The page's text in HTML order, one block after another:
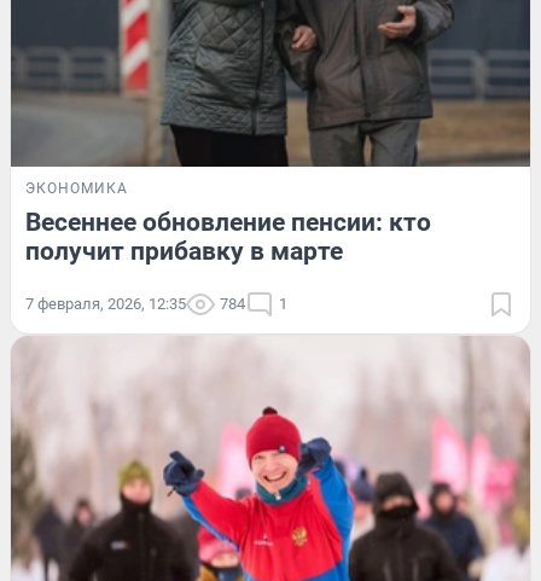
ЭКОНОМИКА
Весеннее обновление пенсии: кто
получит прибавку в марте
7 февраля, 2026, 12:35 784 1